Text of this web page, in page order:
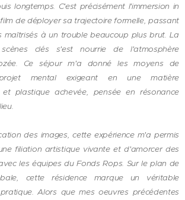
longtemps. C'est précisément l'immersion in
de déployer sa trajectoire formelle, passant
maîtrisés à un trouble beaucoup plus brut. La
clés s'est nourrie de l'atmosphère
Ce séjour m'a donné les moyens de
mental exigeant en une matière
et plastique achevée, pensée en résonance
des images, cette expérience m'a permis
filiation artistique vivante et d'amorcer des
les équipes du Fonds Rops. Sur le plan de
cette résidence marque un véritable
Alors que mes oeuvres précédentes